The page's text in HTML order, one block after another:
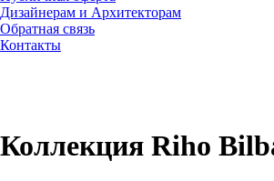
Дизайнерам и Архитекторам
Обратная связь
Контакты
Коллекция Riho